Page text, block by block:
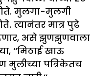
मुलगा-मुलगी
त्यानंतर मात्र पुढे
असे झुणझुणवाला
‘‘मिठाई खाऊ
मुलीच्या पत्रिकेतच